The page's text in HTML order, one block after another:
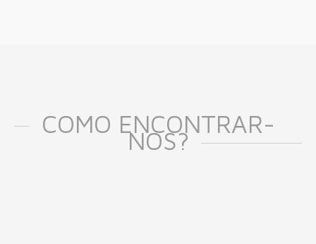
COMO ENCONTRAR-
NOS?